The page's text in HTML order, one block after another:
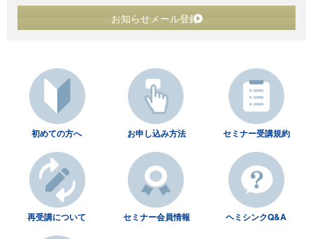
お知らせメール登録
初めての方へ お申し込み方法 セミナー受講規約
再受講について セミナー会員情報 ヘミシンクQ&A